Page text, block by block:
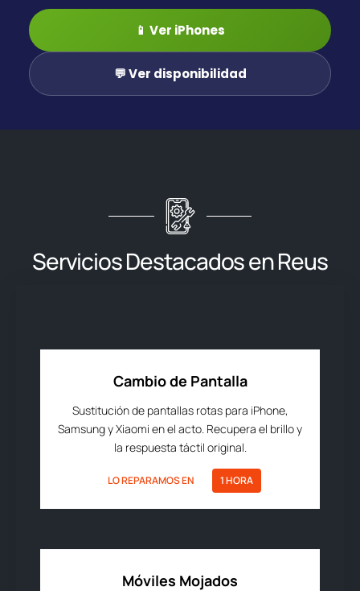
📱 Ver iPhones
💬 Ver disponibilidad
Servicios Destacados en Reus
Cambio de Pantalla
Sustitución de pantallas rotas para iPhone,
Samsung y Xiaomi en el acto. Recupera el brillo y
la respuesta táctil original.
LO REPARAMOS EN 1 HORA
Móviles Mojados